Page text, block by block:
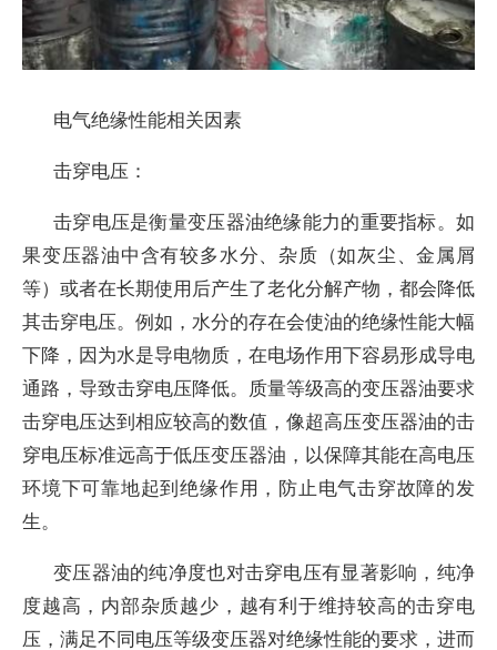
电气绝缘性能相关因素
击穿电压：
击穿电压是衡量变压器油绝缘能力的重要指标。如
果变压器油中含有较多水分、杂质（如灰尘、金属屑
等）或者在长期使用后产生了老化分解产物，都会降低
其击穿电压。例如，水分的存在会使油的绝缘性能大幅
下降，因为水是导电物质，在电场作用下容易形成导电
通路，导致击穿电压降低。质量等级高的变压器油要求
击穿电压达到相应较高的数值，像超高压变压器油的击
穿电压标准远高于低压变压器油，以保障其能在高电压
环境下可靠地起到绝缘作用，防止电气击穿故障的发
生。
变压器油的纯净度也对击穿电压有显著影响，纯净
度越高，内部杂质越少，越有利于维持较高的击穿电
压，满足不同电压等级变压器对绝缘性能的要求，进而